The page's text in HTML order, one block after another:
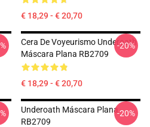
€ 18,29 - € 20,70
Cera De Voyeurismo Underoath
Máscara Plana RB2709
€ 18,29 - € 20,70
-20%
Underoath Máscara Plana
RB2709
-20%